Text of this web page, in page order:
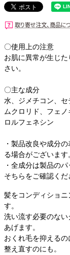
〇使用上の注意
お肌に異常が生じ
さい。
〇主な成分
水、ジメチコン、
ムクロリド、フェ
ロルフェネシン
・製品改良や成分
る場合がございます
・全成分は製品の
そちらをご確認くだ
髪をコンディショ
す。
洗い流す必要のな
あげます。
おくれ毛を抑える
整え直すのにも。